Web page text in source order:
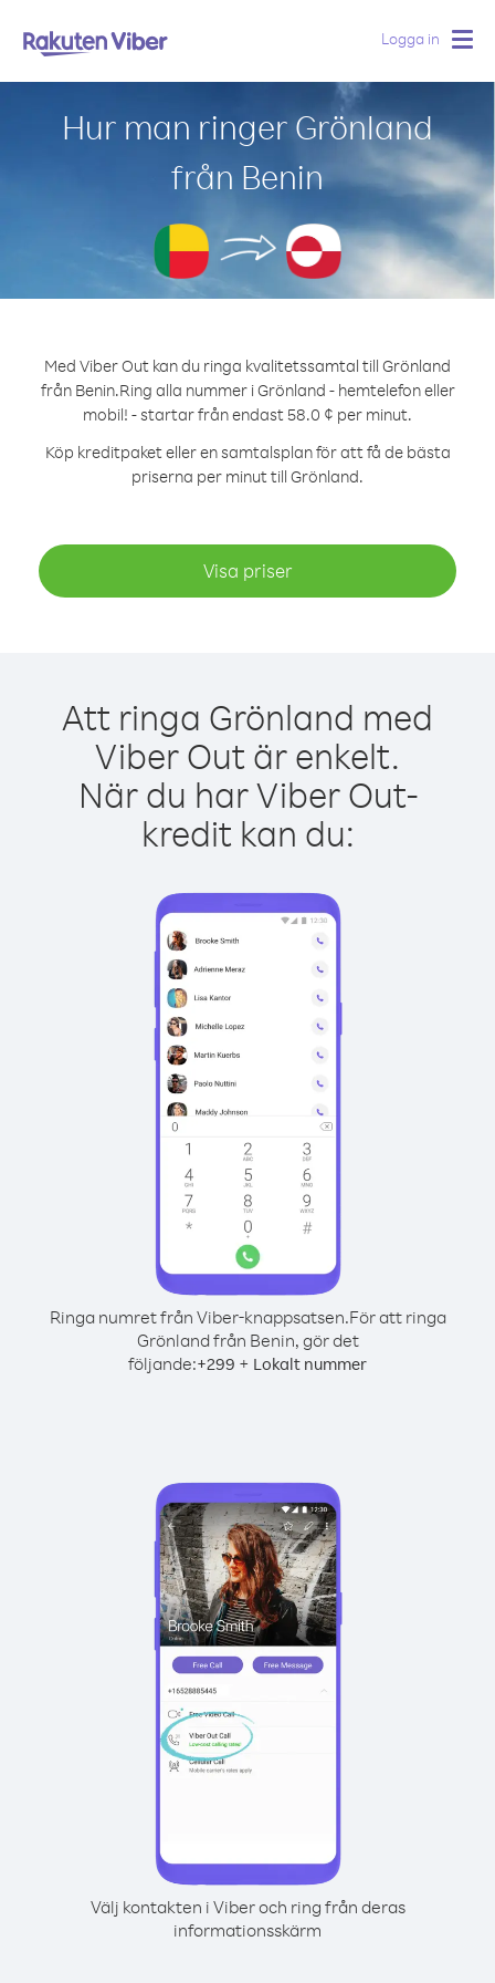
Logga in
Hur man ringer Grönland
från Benin
Med Viber Out kan du ringa kvalitetssamtal till Grönland
från Benin.Ring alla nummer i Grönland - hemtelefon eller
mobil! - startar från endast 58.0 ¢ per minut.
Köp kreditpaket eller en samtalsplan för att få de bästa
priserna per minut till Grönland.
Visa priser
Att ringa Grönland med
Viber Out är enkelt.
När du har Viber Out-
kredit kan du:
Ringa numret från Viber-knappsatsen.För att ringa
Grönland från Benin, gör det
följande:+299 + Lokalt nummer
Välj kontakten i Viber och ring från deras
informationsskärm